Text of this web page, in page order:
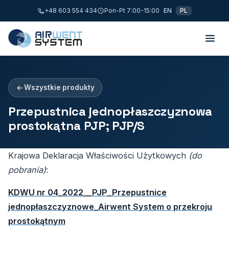
+48 603 554 434 Pon-Pt 7:00-15:00 EN PL
Wszystkie produkty
Przepustnica jednopłaszczyznowa
prostokątna PJP; PJP/S
Krajowa Deklaracja Właściwości Użytkowych (do
pobrania):
KDWU nr 04_2022__PJP_Przepustnice
jednopłaszczyznowe_Airwent System o przekroju
prostokątnym